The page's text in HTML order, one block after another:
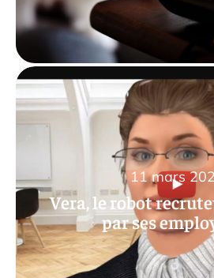
Vera, le robot
par ses
11 mars